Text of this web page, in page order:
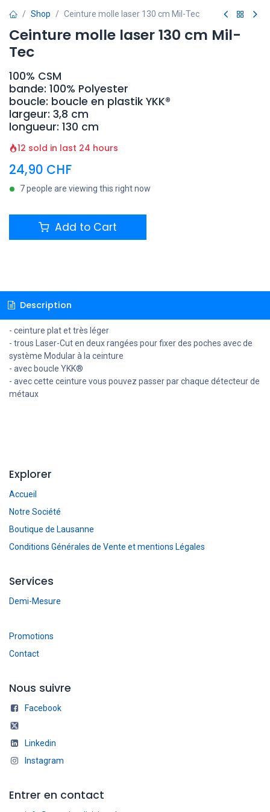
Shop Ceinture molle laser 130 cm Mil-Tec
Ceinture molle laser 130 cm Mil-
Tec
100% CSM
bande: 100% Polyester
boucle: boucle en plastik YKK®
largeur: 3,8 cm
longueur: 130 cm
12 sold in last 24 hours
24,90 CHF
7 people are viewing this right now
Add to Cart
Description
- ceinture plat et très léger
- trous Laser-Cut en deux rangées pour fixer des poches avec de
système Modular à la ceinture
- avec boucle YKK®
- avec cette ceinture vous pouvez passer par chaque détecteur de
métaux
Explorer
Accueil
Notre Société
Boutique de Lausanne
Conditions Générales de Vente et mentions Légales
Services
Demi-Mesure
Promotions
Contact
Nous suivre
Facebook
Linkedin
Instagram
Entrer en contact